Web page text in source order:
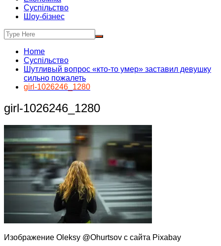
Суспільство
Шоу-бізнес
Home
Суспільство
Шутливый вопрос «кто-то умер» заставил девушку
сильно пожалеть
girl-1026246_1280
girl-1026246_1280
Изображение Oleksy @Ohurtsov с сайта Pixabay